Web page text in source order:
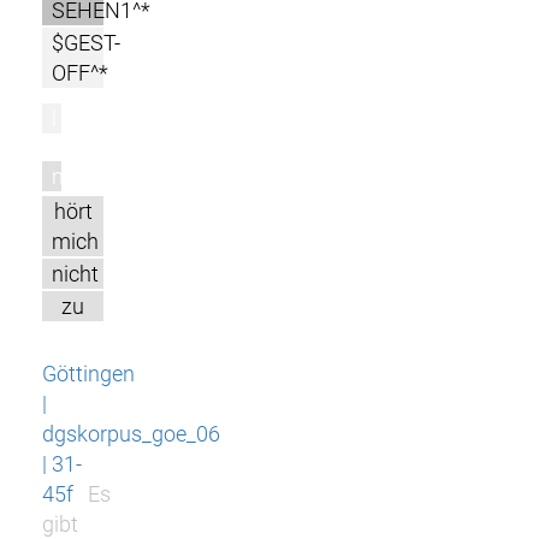
SEHEN1^*
$GEST-
OFF^*
m
hört
mich
nicht
zu
Göttingen
|
dgskorpus_goe_06
| 31-
45f
Es
gibt